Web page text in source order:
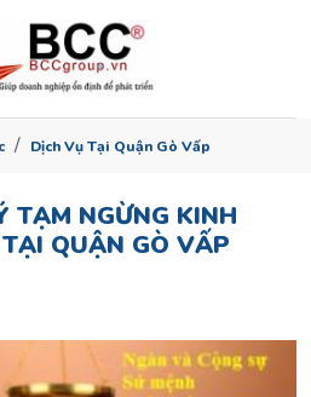
Dịch Vụ Tại Quận Gò Vấp
TẠM NGỪNG KINH
QUẬN GÒ VẤP